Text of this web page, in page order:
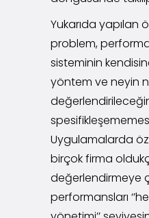
Yukarıda yapılan
problem,
sisteminin
yöntem ve neyin
Uygulamalarda
birçok firma
değerlendirmeye
performansları